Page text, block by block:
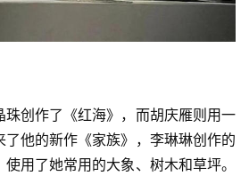
创作了《红海》，而胡庆雁则用一
了他的新作《家族》，李琳琳创作的
用了她常用的大象、树木和草坪。